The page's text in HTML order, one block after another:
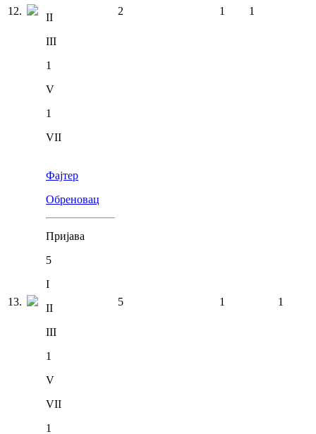
12.
II
III
1
V
1
VII
2 1 1
13.
Фајтер
Обреновац
Пријава
5
I
II
III
1
V
VII
1
5 1 1